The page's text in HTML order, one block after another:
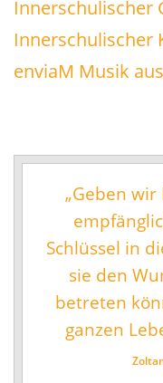
einem
Angebot.
Förderverein
Lehrbereiche
Instrumental-
Innerschulischer
Innerschulischer
enviaM Musik
„Geben
Schlüssel in
sie den
betreten
ganzen